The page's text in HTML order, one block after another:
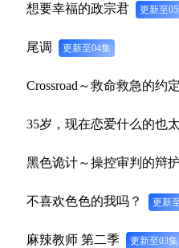
想要幸福的政宗君 更新至
尾调 更新至04集
Crossroad～救命救急的约
35岁，现在恋爱什么的也
黑色诡计～操控审判的辩
不喜欢色色的我吗？ 更新
麻辣教师 第二季 更新至03集